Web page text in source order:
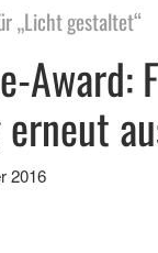
„Licht gestaltet“
Award:
2016